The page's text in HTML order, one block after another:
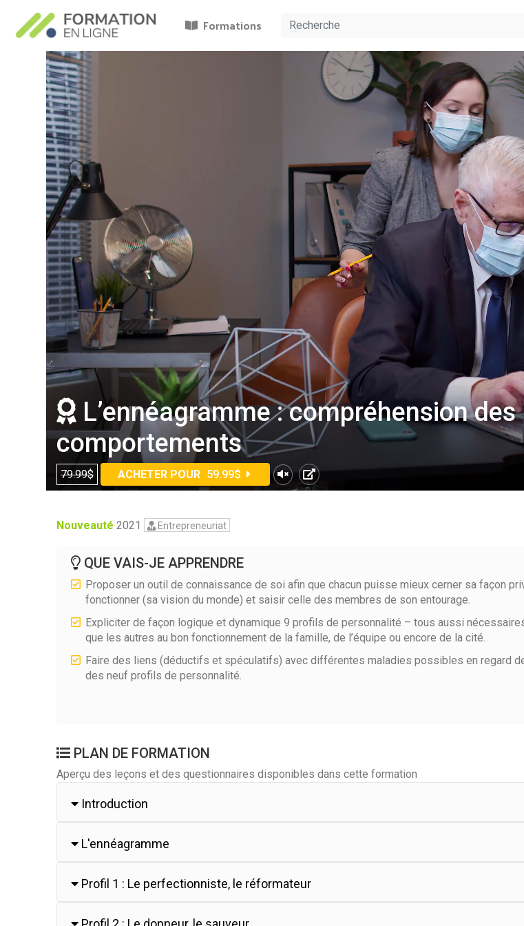
Formations
L’ennéagramme : compréhension des
comportements
79.99$ ACHETER POUR 59.99$
Nouveauté 2021 Entrepreneuriat
QUE VAIS-JE APPRENDRE
Proposer un outil de connaissance de soi afin que chacun puisse mieux cerner sa façon
fonctionner (sa vision du monde) et saisir celle des membres de son entourage.
Expliciter de façon logique et dynamique 9 profils de personnalité – tous aussi
que les autres au bon fonctionnement de la famille, de l’équipe ou encore de la cité.
Faire des liens (déductifs et spéculatifs) avec différentes maladies possibles en regard
des neuf profils de personnalité.
PLAN DE FORMATION
Aperçu des leçons et des questionnaires disponibles dans cette formation
Introduction
L'ennéagramme
Profil 1 : Le perfectionniste, le réformateur